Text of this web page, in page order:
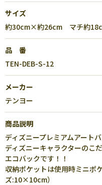
サイズ
約30cm×約26cm マチ約
品 番
TEN-DEB-S-12
メーカー
テンヨー
商品説明
ディズニープレミアムアート
ディズニーキャラクターのこ
エコバックです！！
収納ポケットは使用時ミニポ
ズ:10×10cm）